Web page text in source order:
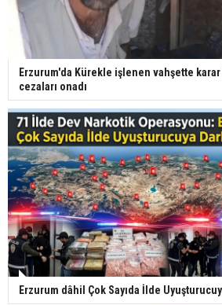
Erzurum'da Kürekle işlenen vahşette
cezaları onadı
Erzurum dâhil Çok Sayıda İlde